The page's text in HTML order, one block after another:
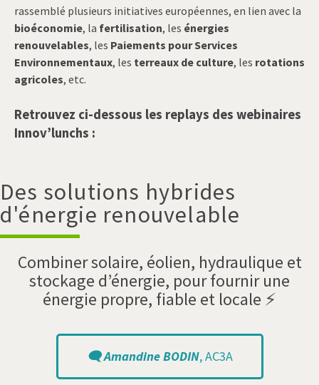
rassemblé plusieurs initiatives européennes, en lien avec la
bioéconomie, la fertilisation, les énergies
renouvelables, les Paiements pour Services
Environnementaux, les terreaux de culture, les rotations
agricoles, etc.
Retrouvez ci-dessous les replays des webinaires
Innov’lunchs :
Des solutions hybrides
d'énergie renouvelable
Combiner solaire, éolien, hydraulique et
stockage d’énergie, pour fournir une
énergie propre, fiable et locale ⚡
🗨️ Amandine BODIN, AC3A